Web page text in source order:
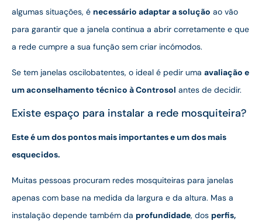
algumas situações, é necessário adaptar a solução ao vão
para garantir que a janela continua a abrir corretamente e que
a rede cumpre a sua função sem criar incómodos.
Se tem janelas oscilobatentes, o ideal é pedir uma avaliação e
um aconselhamento técnico à Controsol antes de decidir.
Existe espaço para instalar a rede mosquiteira?
Este é um dos pontos mais importantes e um dos mais
esquecidos.
Muitas pessoas procuram redes mosquiteiras para janelas
apenas com base na medida da largura e da altura. Mas a
instalação depende também da profundidade, dos perfis,